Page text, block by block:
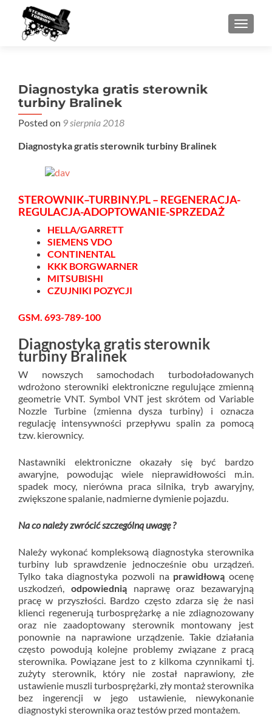
Diagnostyka gratis sterownik
turbiny Bralinek
Posted on 9 sierpnia 2018
Diagnostyka gratis sterownik turbiny Bralinek
STEROWNIK–TURBINY.PL – REGENERACJA-
REGULACJA-ADOPTOWANIE-SPRZEDAŻ
HELLA/GARRETT
SIEMENS VDO
CONTINENTAL
KKK BORGWARNER
MITSUBISHI
CZUJNIKI POZYCJI
GSM. 693-789-100
Diagnostyka gratis sterownik
turbiny Bralinek
W nowszych samochodach turbodoładowanych
wdrożono sterowniki elektroniczne regulujące zmienną
geometrie VNT. Symbol VNT jest skrótem od Variable
Nozzle Turbine (zmienna dysza turbiny) i oznacza
regulację intensywności przepływu spalin za pomocą
tzw. kierownicy.
Nastawniki elektroniczne okazały się być bardzo
awaryjne, powodując wiele nieprawidłowości m.in.
spadek mocy, nierówna praca silnika, tryb awaryjny,
zwiększone spalanie, nadmierne dymienie pojazdu.
Na co należy zwrócić szczególną uwagę ?
Należy wykonać kompleksową diagnostyka sterownika
turbiny lub sprawdzenie jednocześnie obu urządzeń.
Tylko taka diagnostyka pozwoli na prawidłową ocenę
uszkodzeń, odpowiedniąnaprawę oraz bezawaryjną
pracę w przyszłości. Bardzo często zdarza się że nasi
klienci regenerują turbosprężarkę a nie zdiagnozowany
oraz nie zaadoptowany sterownik montowany jest
ponownie na naprawione urządzenie. Takie działania
często powodują kolejne problemy związane z pracą
sterownika. Powiązane jest to z kilkoma czynnikami tj.
zużyty sterownik, który nie został naprawiony, złe
ustawienie muszli turbosprężarki, zły montaż sterownika
bez ingerencji w jego ustawienie, niewykonanie
diagnostyki sterownika oraz testów przed montażem.